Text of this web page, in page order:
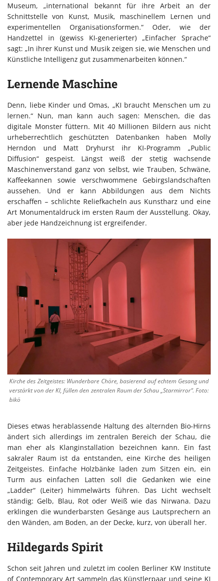
Museum, „international bekannt für ihre Arbeit an der
Schnittstelle von Kunst, Musik, maschinellem Lernen und
experimentellen Organisationsformen.“ Oder, wie der
Handzettel in (gewiss KI-generierter) „Einfacher Sprache“
sagt: „In ihrer Kunst und Musik zeigen sie, wie Menschen und
Künstliche Intelligenz gut zusammenarbeiten können.“
Lernende Maschine
Denn, liebe Kinder und Omas, „KI braucht Menschen um zu
lernen.“ Nun, man kann auch sagen: Menschen, die das
digitale Monster füttern. Mit 40 Millionen Bildern aus nicht
urheberrechtlich geschützten Datenbanken haben Molly
Herndon und Matt Dryhurst ihr KI-Programm „Public
Diffusion“ gespeist. Längst weiß der stetig wachsende
Maschinenverstand ganz von selbst, wie Trauben, Schwäne,
Kaffeekannen sowie verschwommene Gebirgslandschaften
aussehen. Und er kann Abbildungen aus dem Nichts
erschaffen – schlichte Reliefkacheln aus Kunstharz und eine
Art Monumentaldruck im ersten Raum der Ausstellung. Okay,
aber jede Handzeichnung ist ergreifender.
Kirche des Zeitgeistes: Wunderbare Chöre, basierend auf echtem Gesang und
verstärkt von der KI, füllen den zentralen Raum der Schau „Starmirror“. Foto:
bikö
Dieses etwas herablassende Haltung des alternden Bio-Hirns
ändert sich allerdings im zentralen Bereich der Schau, die
man eher als Klanginstallation bezeichnen kann. Ein fast
sakraler Raum ist da entstanden, eine Kirche des heiligen
Zeitgeistes. Einfache Holzbänke laden zum Sitzen ein, ein
Turm aus einfachen Latten soll die Gedanken wie eine
„Ladder“ (Leiter) himmelwärts führen. Das Licht wechselt
ständig: Gelb, Blau, Rot oder Weiß wie das Nirwana. Dazu
erklingen die wunderbarsten Gesänge aus Lautsprechern an
den Wänden, am Boden, an der Decke, kurz, von überall her.
Hildegards Spirit
Schon seit Jahren und zuletzt im coolen Berliner KW Institute
of Contemporary Art sammeln das Künstlerpaar und seine KI